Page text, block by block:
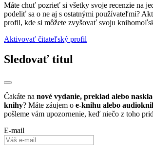
Máte chuť pozrieť si všetky svoje recenzie na
podeliť sa o ne aj s ostatnými používateľmi?
profil, kde si môžete zvyšovať svoju
Aktivovať čitateľský profil
Sledovať titul
Čakáte na nové vydanie, preklad alebo
knihy? Máte záujem o e-knihu alebo
pošleme vám upozornenie, keď niečo z toho
E-mail